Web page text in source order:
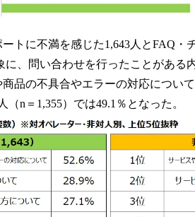
トに不満を感じた1,643人とFAQ・
に、問い合わせを行ったことがある
品の不具合やエラーの対応につい
（n＝1,355）では49.1％となった。